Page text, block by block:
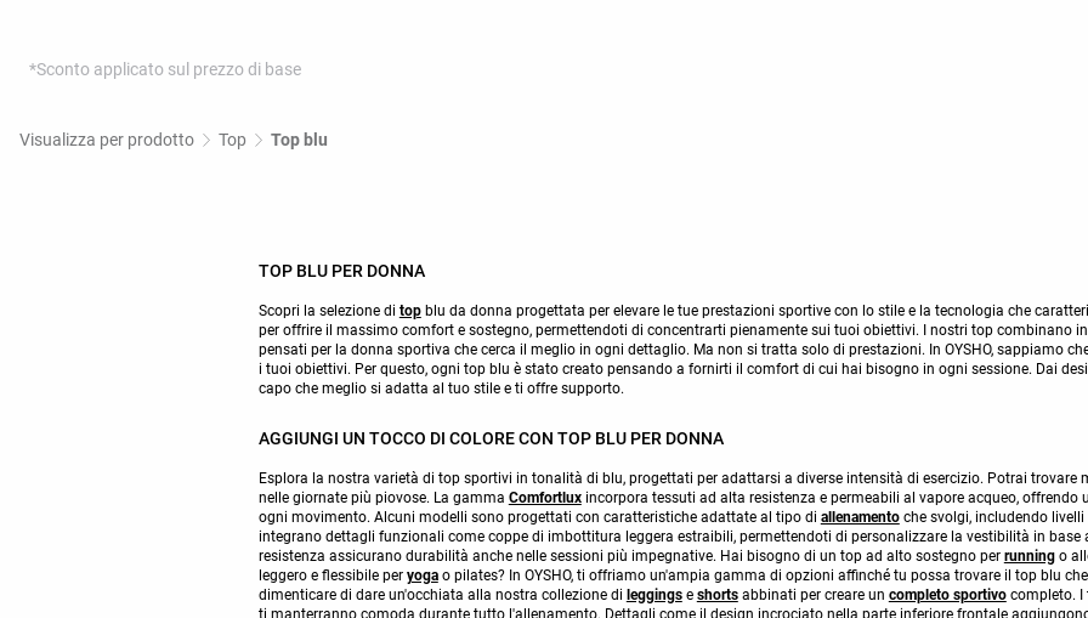
*Sconto applicato sul prezzo di base
Visualizza per prodotto Top Top blu
TOP BLU PER DONNA
Scopri la selezione di topblu da donna progettata per elevare le tue prestazioni sportive con lo stile e la tecnologia che
per offrire il massimo comfort e sostegno, permettendoti di concentrarti pienamente sui tuoi obiettivi. I nostri top combinano
pensati per la donna sportiva che cerca il meglio in ogni dettaglio. Ma non si tratta solo di prestazioni. In OYSHO, sappiamo
i tuoi obiettivi. Per questo, ogni top blu è stato creato pensando a fornirti il comfort di cui hai bisogno in ogni sessione. Dai
capo che meglio si adatta al tuo stile e ti offre supporto.
AGGIUNGI UN TOCCO DI COLORE CON TOP BLU PER DONNA
Esplora la nostra varietà di top sportivi in tonalità di blu, progettati per adattarsi a diverse intensità di esercizio. Potrai trovare
nelle giornate più piovose. La gamma Comfortluxincorpora tessuti ad alta resistenza e permeabili al vapore acqueo, offrendo
ogni movimento. Alcuni modelli sono progettati con caratteristiche adattate al tipo di allenamentoche svolgi, includendo
integrano dettagli funzionali come coppe di imbottitura leggera estraibili, permettendoti di personalizzare la vestibilità in base
resistenza assicurano durabilità anche nelle sessioni più impegnative. Hai bisogno di un top ad alto sostegno per runningo
leggero e flessibile per yogao pilates? In OYSHO, ti offriamo un'ampia gamma di opzioni affinché tu possa trovare il top blu
dimenticare di dare un'occhiata alla nostra collezione di leggingse shortsabbinati per creare un completo sportivocompleto. I
ti manterranno comoda durante tutto l'allenamento. Dettagli come il design incrociato nella parte inferiore frontale